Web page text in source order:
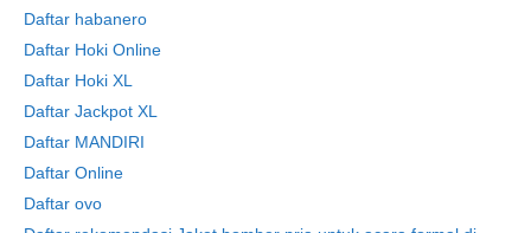
Daftar habanero
Daftar Hoki Online
Daftar Hoki XL
Daftar Jackpot XL
Daftar MANDIRI
Daftar Online
Daftar ovo